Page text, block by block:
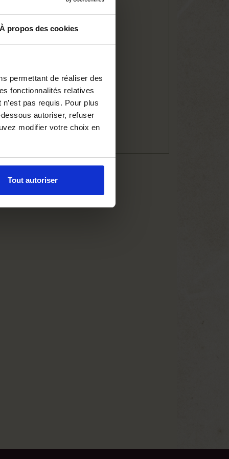
À propos des cookies
permettant de réaliser des
fonctionnalités relatives
pas requis. Pour plus
autoriser, refuser
modifier votre choix en
Tout autoriser